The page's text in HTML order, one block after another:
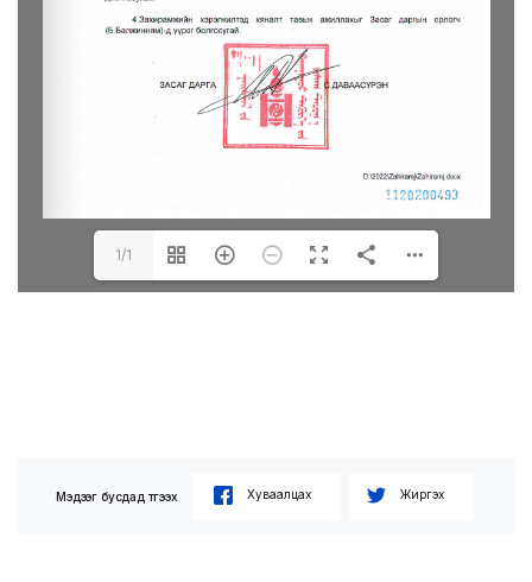
1/1
Мэдээг бусдад түгээх Хуваалцах Жиргэх